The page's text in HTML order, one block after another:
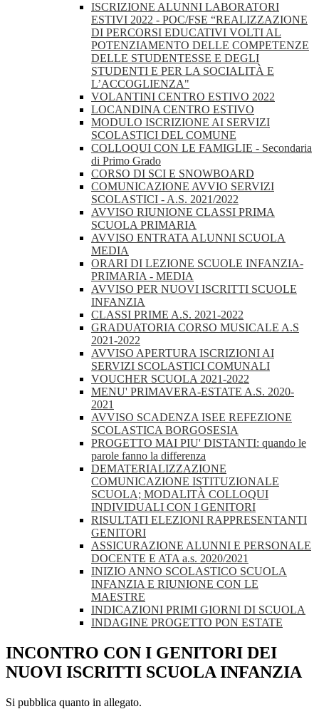
ISCRIZIONE ALUNNI LABORATORI
ESTIVI 2022 - POC/FSE “REALIZZAZIONE
DI PERCORSI EDUCATIVI VOLTI AL
POTENZIAMENTO DELLE COMPETENZE
DELLE STUDENTESSE E DEGLI
STUDENTI E PER LA SOCIALITÀ E
L’ACCOGLIENZA"
VOLANTINI CENTRO ESTIVO 2022
LOCANDINA CENTRO ESTIVO
MODULO ISCRIZIONE AI SERVIZI
SCOLASTICI DEL COMUNE
COLLOQUI CON LE FAMIGLIE - Secondaria
di Primo Grado
CORSO DI SCI E SNOWBOARD
COMUNICAZIONE AVVIO SERVIZI
SCOLASTICI - A.S. 2021/2022
AVVISO RIUNIONE CLASSI PRIMA
SCUOLA PRIMARIA
AVVISO ENTRATA ALUNNI SCUOLA
MEDIA
ORARI DI LEZIONE SCUOLE INFANZIA-
PRIMARIA - MEDIA
AVVISO PER NUOVI ISCRITTI SCUOLE
INFANZIA
CLASSI PRIME A.S. 2021-2022
GRADUATORIA CORSO MUSICALE A.S
2021-2022
AVVISO APERTURA ISCRIZIONI AI
SERVIZI SCOLASTICI COMUNALI
VOUCHER SCUOLA 2021-2022
MENU' PRIMAVERA-ESTATE A.S. 2020-
2021
AVVISO SCADENZA ISEE REFEZIONE
SCOLASTICA BORGOSESIA
PROGETTO MAI PIU' DISTANTI: quando le
parole fanno la differenza
DEMATERIALIZZAZIONE
COMUNICAZIONE ISTITUZIONALE
SCUOLA; MODALITÀ COLLOQUI
INDIVIDUALI CON I GENITORI
RISULTATI ELEZIONI RAPPRESENTANTI
GENITORI
ASSICURAZIONE ALUNNI E PERSONALE
DOCENTE E ATA a.s. 2020/2021
INIZIO ANNO SCOLASTICO SCUOLA
INFANZIA E RIUNIONE CON LE
MAESTRE
INDICAZIONI PRIMI GIORNI DI SCUOLA
INDAGINE PROGETTO PON ESTATE
INCONTRO CON I GENITORI DEI
NUOVI ISCRITTI SCUOLA INFANZIA
Si pubblica quanto in allegato.